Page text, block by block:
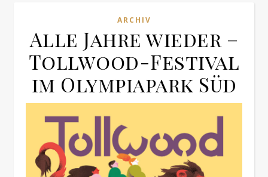
ARCHIV
Alle Jahre wieder –
Tollwood-Festival
im Olympiapark Süd